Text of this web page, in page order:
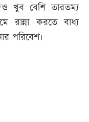
খুব বেশি তারতম্য
রান্না করতে বাধ্য
পরিবেশ।